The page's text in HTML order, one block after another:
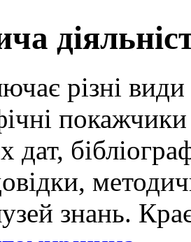
різні
дат,
знань.